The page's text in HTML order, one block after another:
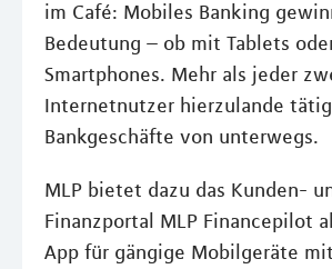
im Café: Mobiles Banking
Bedeutung – ob mit Tablets
Smartphones. Mehr als jeder
Internetnutzer hierzulande
Bankgeschäfte von unterwegs.
MLP bietet dazu das Kunden-
Finanzportal MLP Financepilot
App für gängige Mobilgeräte